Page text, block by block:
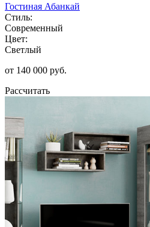
Гостиная Абанкай
Стиль:
Современный
Цвет:
Светлый
от 140 000 руб.
Рассчитать